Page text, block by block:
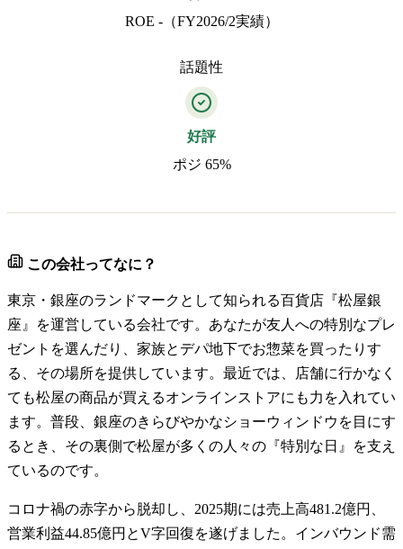
ROE -（FY2026/2実績）
話題性
好評
ポジ 65%
この会社ってなに？
東京・銀座のランドマークとして知られる百貨店『松屋銀
座』を運営している会社です。あなたが友人への特別なプレ
ゼントを選んだり、家族とデパ地下でお惣菜を買ったりす
る、その場所を提供しています。最近では、店舗に行かなく
ても松屋の商品が買えるオンラインストアにも力を入れてい
ます。普段、銀座のきらびやかなショーウィンドウを目にす
るとき、その裏側で松屋が多くの人々の『特別な日』を支え
ているのです。
コロナ禍の赤字から脱却し、2025期には売上高481.2億円、
営業利益44.85億円とV字回復を遂げました。インバウンド需